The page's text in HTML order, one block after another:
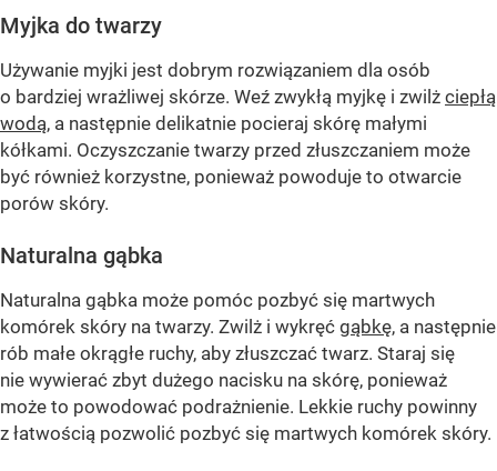
Myjka do twarzy
Używanie myjki jest dobrym rozwiązaniem dla osób
o bardziej wrażliwej skórze. Weź zwykłą myjkę i zwilż ciepłą
wodą, a następnie delikatnie pocieraj skórę małymi
kółkami. Oczyszczanie twarzy przed złuszczaniem może
być również korzystne, ponieważ powoduje to otwarcie
porów skóry.
Naturalna gąbka
Naturalna gąbka może pomóc pozbyć się martwych
komórek skóry na twarzy. Zwilż i wykręć gąbkę, a następnie
rób małe okrągłe ruchy, aby złuszczać twarz. Staraj się
nie wywierać zbyt dużego nacisku na skórę, ponieważ
może to powodować podrażnienie. Lekkie ruchy powinny
z łatwością pozwolić pozbyć się martwych komórek skóry.